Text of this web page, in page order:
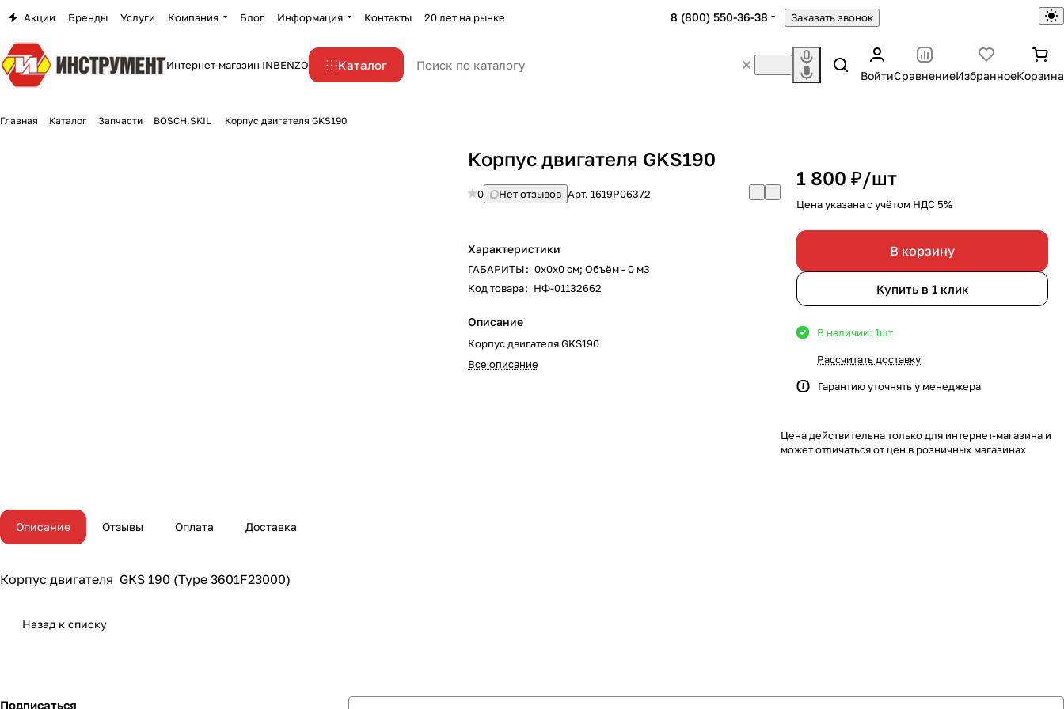
Акции Бренды Услуги Компания Блог Информация Контакты 20 лет на рынке 8 (800) 550-36-38 Заказать звонок
Интернет-магазин INBENZO Каталог
ВойтиСравнениеИзбранноеКорзина
Главная Каталог Запчасти BOSCH,SKIL Корпус двигателя GKS190
Корпус двигателя GKS190
0 Нет отзывов Арт.1619P06372
Характеристики
ГАБАРИТЫ: 0х0х0 см; Объём - 0 м3
Код товара: НФ-01132662
Описание
Корпус двигателя GKS190
Все описание
1 800 ₽/шт
Цена указана с учётом НДС 5%
В корзину
Купить в 1 клик
В наличии: 1шт
Рассчитать доставку
Гарантию уточнять у менеджера
Цена действительна только для интернет-магазина и
может отличаться от цен в розничных магазинах
Описание Отзывы Оплата Доставка
Корпус двигателя GKS 190 (Type 3601F23000)
Назад к списку
Подписаться